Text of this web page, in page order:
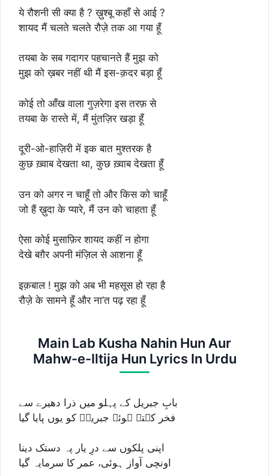
ये रौशनी सी क्या है ? ख़ुश्बू कहाँ से आई ?
शायद मैं चलते चलते रौज़े तक आ गया हूँ
तयबा के सब गदागर पहचानते हैं मुझ को
मुझ को ख़बर नहीं थी मैं इस-क़दर बड़ा हूँ
कोई तो आँख वाला गुज़रेगा इस तरफ़ से
तयबा के रास्ते में, मैं मुंतज़िर खड़ा हूँ
दूरी-ओ-हाज़िरी में इक बात मुश्तरक है
कुछ ख़्वाब देखता था, कुछ ख़्वाब देखता हूँ
उन को अगर न चाहूँ तो और किस को चाहूँ
जो हैं ख़ुदा के प्यारे, मैं उन को चाहता हूँ
ऐसा कोई मुसाफ़िर शायद कहीं न होगा
देखे बग़ैर अपनी मंज़िल से आशना हूँ
इक़बाल ! मुझ को अब भी महसूस हो रहा है
रौज़े के सामने हूँ और ना’त पढ़ रहा हूँ
Main Lab Kusha Nahin Hun Aur
Mahw-e-Iltija Hun Lyrics In Urdu
بابِ جبریل کے پہلو میں ذرا دھیرے سے
فخر کہتے ہوئے جبریلؑ کو یوں پایا گیا
اپنی پلکوں سے درِ یار پہ دستک دینا
اونچی آواز ہوئی، عمر کا سرمایہ گیا